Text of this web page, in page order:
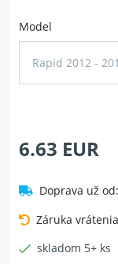
Model
Rapid 2012 -
6.63 EUR
Doprava už od:
Záruka
skladom 5+ ks